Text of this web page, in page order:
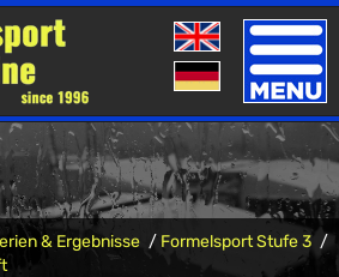
Toggle
& Ergebnisse
Formelsport Stufe 3